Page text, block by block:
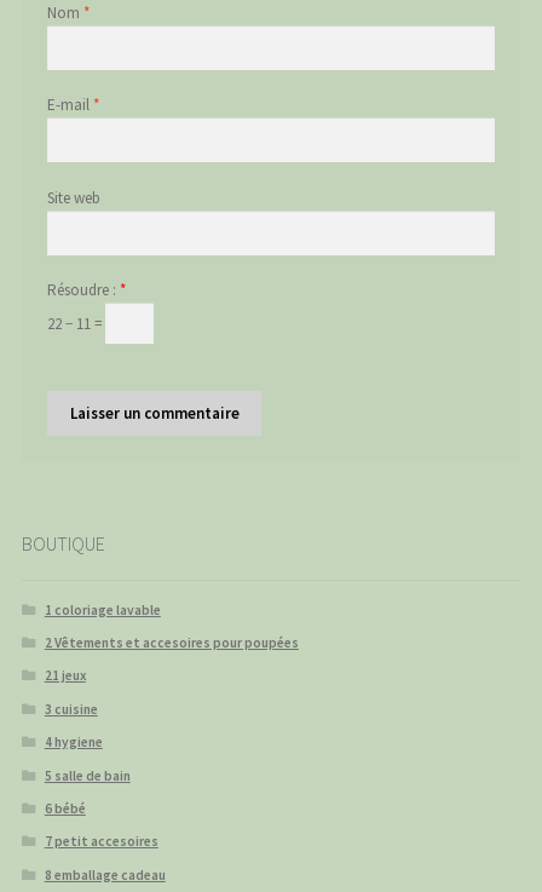
Nom *
E-mail *
Site web
Résoudre : *
22 − 11 =
BOUTIQUE
1 coloriage lavable
2 Vêtements et accesoires pour poupées
21 jeux
3 cuisine
4 hygiene
5 salle de bain
6 bébé
7 petit accesoires
8 emballage cadeau